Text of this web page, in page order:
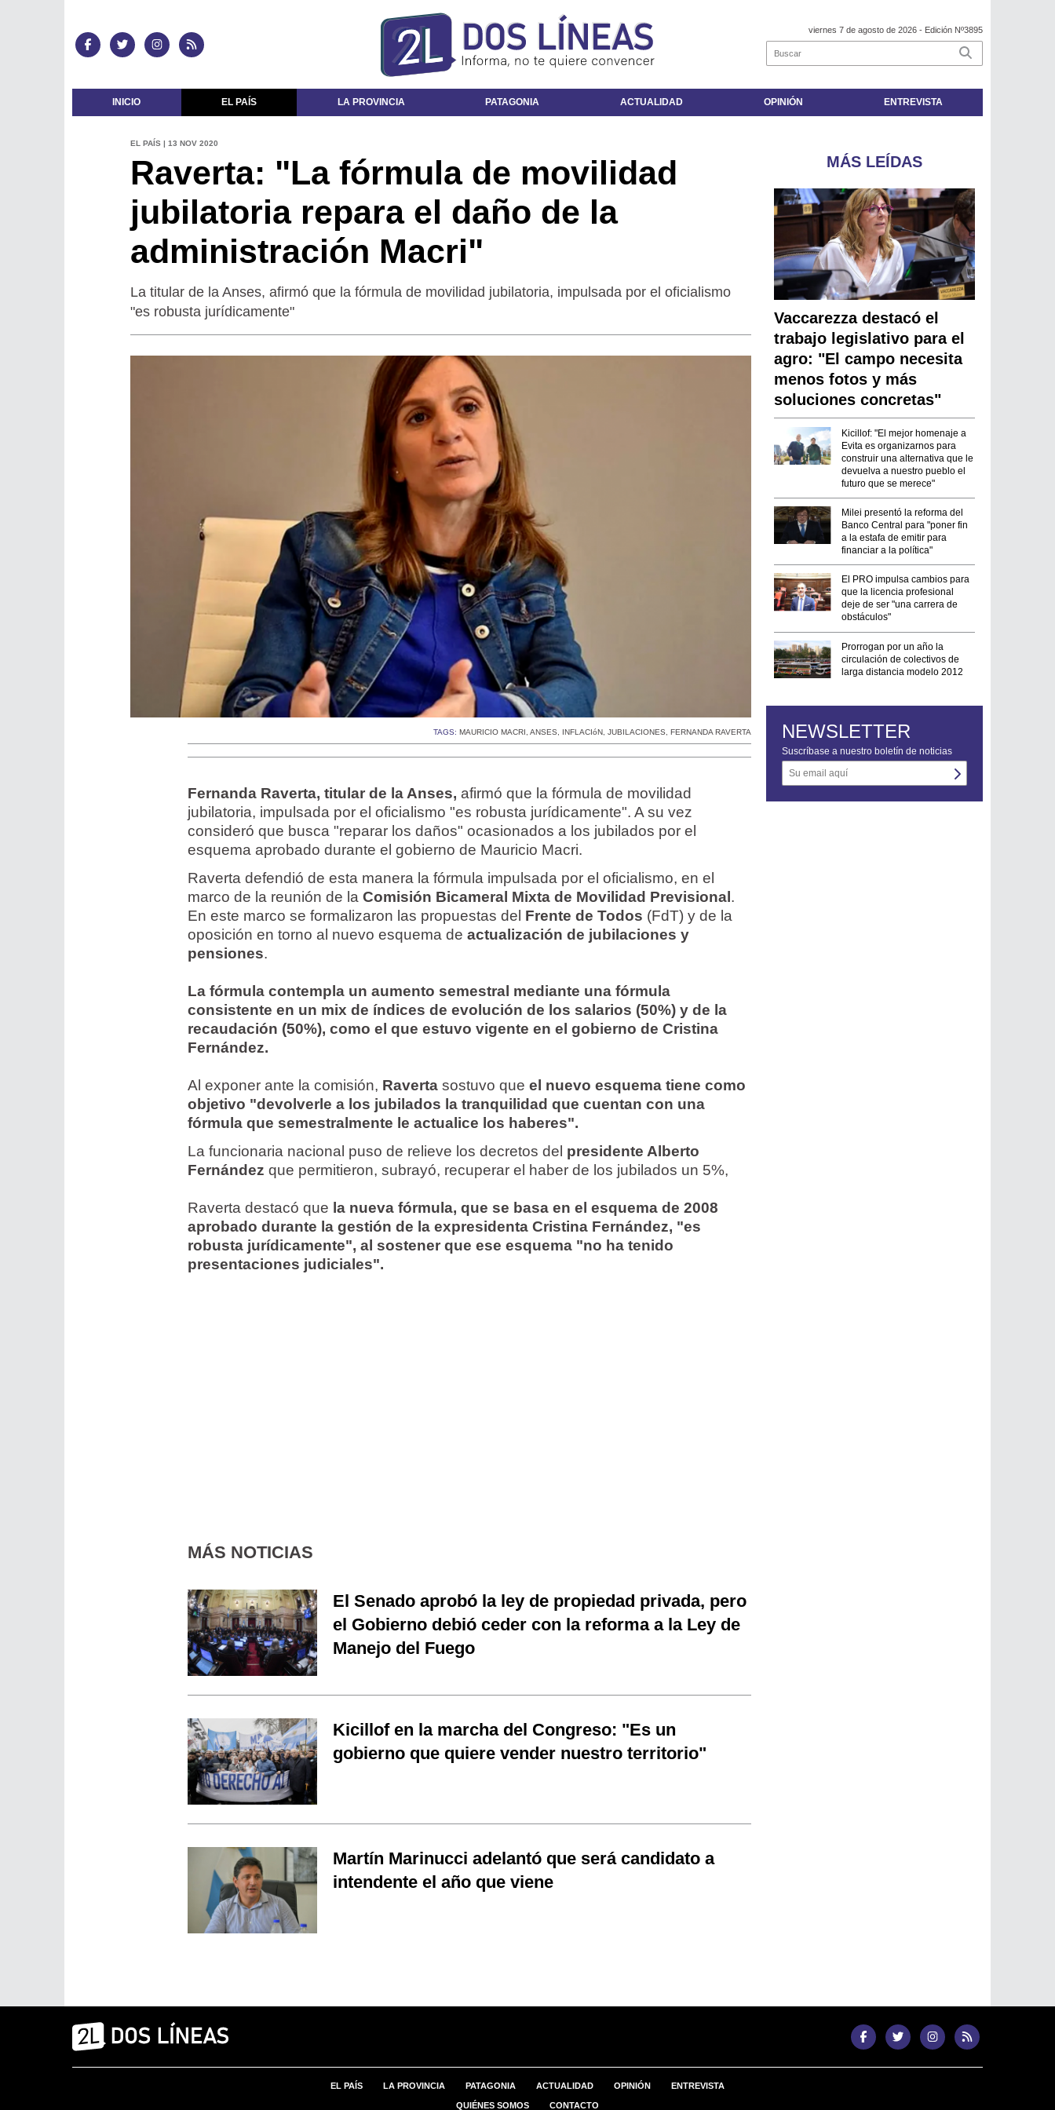
viernes 7 de agosto de 2026 - Edición Nº3895
INICIO EL PAÍS LA PROVINCIA PATAGONIA ACTUALIDAD OPINIÓN ENTREVISTA
EL PAÍS | 13 NOV 2020
Raverta: "La fórmula de movilidad
jubilatoria repara el daño de la
administración Macri"
La titular de la Anses, afirmó que la fórmula de movilidad jubilatoria, impulsada por el oficialismo
"es robusta jurídicamente"
TAGS:MAURICIO MACRI ,ANSES INFLACIóN ,JUBILACIONES ,FERNANDA RAVERTA
Fernanda Raverta, titular de la Anses, afirmó que la fórmula de movilidad
jubilatoria, impulsada por el oficialismo "es robusta jurídicamente". A su vez
consideró que busca "reparar los daños" ocasionados a los jubilados por el
esquema aprobado durante el gobierno de Mauricio Macri.
Raverta defendió de esta manera la fórmula impulsada por el oficialismo, en el
marco de la reunión de la Comisión Bicameral Mixta de Movilidad Previsional.
En este marco se formalizaron las propuestas del Frente de Todos (FdT) y de la
oposición en torno al nuevo esquema deactualización de jubilaciones y
pensiones.
La fórmula contempla un aumento semestral mediante una fórmula
consistente en un mix de índices de evolución de los salarios (50%) y de la
recaudación (50%), como el que estuvo vigente en el gobierno de Cristina
Fernández.
Al exponer ante la comisión, Ravertasostuvo queel nuevo esquema tiene como
objetivo "devolverle a los jubilados la tranquilidad que cuentan con una
fórmula que semestralmente le actualice los haberes".
La funcionaria nacional puso de relieve los decretos del presidente Alberto
Fernández que permitieron, subrayó, recuperar el haber de los jubilados un 5%,
Raverta destacó que la nueva fórmula, que se basa en el esquema de 2008
aprobado durante la gestión de la expresidenta Cristina Fernández, "es
robusta jurídicamente", al sostener que ese esquema "no ha tenido
presentaciones judiciales".
MÁS NOTICIAS
El Senado aprobó la ley de propiedad privada, pero
el Gobierno debió ceder con la reforma a la Ley de
Manejo del Fuego
Kicillof en la marcha del Congreso: "Es un
gobierno que quiere vender nuestro territorio"
Martín Marinucci adelantó que será candidato a
intendente el año que viene
MÁS LEÍDAS
Vaccarezza destacó el
trabajo legislativo para el
agro: "El campo necesita
menos fotos y más
soluciones concretas"
Kicillof: "El mejor homenaje a
Evita es organizarnos para
construir una alternativa que le
devuelva a nuestro pueblo el
futuro que se merece"
Milei presentó la reforma del
Banco Central para "poner fin
a la estafa de emitir para
financiar a la política"
El PRO impulsa cambios para
que la licencia profesional
deje de ser "una carrera de
obstáculos"
Prorrogan por un año la
circulación de colectivos de
larga distancia modelo 2012
NEWSLETTER
Suscríbase a nuestro boletín de noticias
EL PAÍS LA PROVINCIA PATAGONIA ACTUALIDAD OPINIÓN ENTREVISTA
QUIÉNES SOMOS CONTACTO